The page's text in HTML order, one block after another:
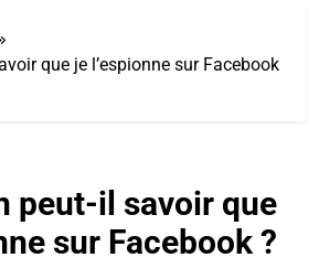
que je l’espionne sur Facebook
peut-il savoir que
sur Facebook ?